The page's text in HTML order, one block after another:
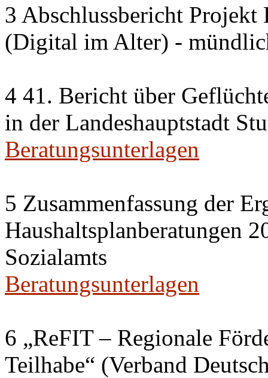
3 Abschlussbericht
(Digital im Alter) -
4 41. Bericht über
in der Landeshauptstadt
Beratungsunterlagen
5 Zusammenfassung der
Haushaltsplanberatungen
Sozialamts
Beratungsunterlagen
6 „ReFIT – Regionale
Teilhabe“ (Verband